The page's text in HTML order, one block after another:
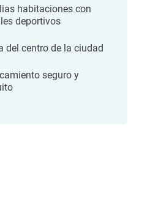
habitaciones con
deportivos
del centro de la ciudad
seguro y